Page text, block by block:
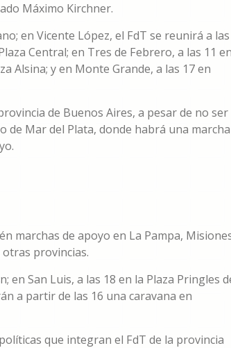
Máximo Kirchner.
en Vicente López, el FdT se reunirá a las
Central; en Tres de Febrero, a las 11
Alsina; y en Monte Grande, a las 17 en
de Buenos Aires, a pesar de no ser
de Mar del Plata, donde habrá una marcha
marchas de apoyo en La Pampa,
otras provincias.
en San Luis, a las 18 en la Plaza Pringles
a partir de las 16 una caravana en
que integran el FdT de la provincia